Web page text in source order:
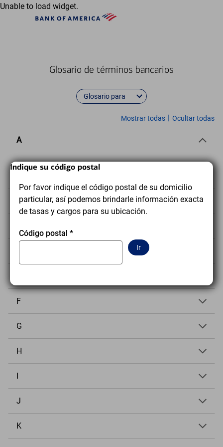
Ir al contenido principal
Bank
Unable to load widget.
Glosario de términos bancarios
Glosario para
Mostrar todaspanels
| Ocultar todas
A
No hay términos en el glosario que empiecen por A.
B
F
G
H
I
J
K
Inicio
contenido
diálogo
Diálogo
Indique su código postal
Por favor indique el código postal de su domicilio
particular, así podemos brindarle información exacta
de tasas y cargos para su ubicación.
Código postal *
Ir
Fin
contenido
diálogo